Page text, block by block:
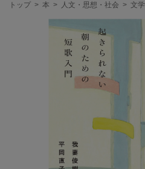
現
トップ > 本 > 人文・思想・社会 > 文学